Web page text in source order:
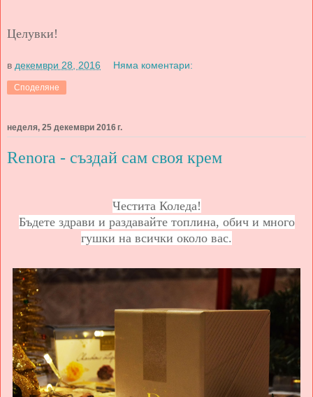
Целувки!
в декември 28, 2016 Няма коментари:
Споделяне
неделя, 25 декември 2016 г.
Renora - създай сам своя крем
Честита Коледа!
Бъдете здрави и раздавайте топлина, обич и много
гушки на всички около вас.